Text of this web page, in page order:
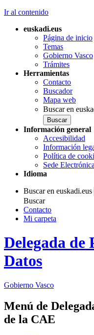
Ir al contenido
euskadi.eus
Página de inicio
Temas
Gobierno Vasco
Trámites
Herramientas
Contacto
Buscador
Mapa web
Buscar en
Información general
Accesibilidad
Información
Política de
Sede Electrónica
Idioma
Buscar en euskadi.eus
Buscar
Contacto
Mi carpeta
Delegada de
Datos
Gobierno Vasco
Menú de
de la CAE